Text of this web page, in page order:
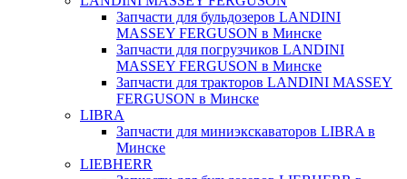
Запчасти для бульдозеров LANDINI
MASSEY FERGUSON в Минске
Запчасти для погрузчиков LANDINI
MASSEY FERGUSON в Минске
Запчасти для тракторов LANDINI MASSEY
FERGUSON в Минске
LIBRA
Запчасти для миниэкскаваторов LIBRA в
Минске
LIEBHERR